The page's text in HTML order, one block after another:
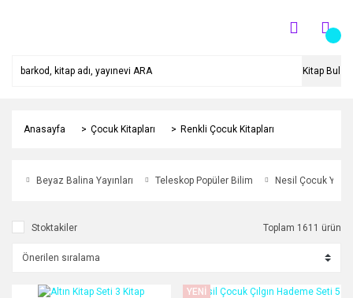
Kitap Bul
Anasayfa Çocuk Kitapları Renkli Çocuk Kitapları
Beyaz Balina Yayınları Teleskop Popüler Bilim Nesil Çocuk
Stoktakiler Toplam 1611 ürün
YENİ